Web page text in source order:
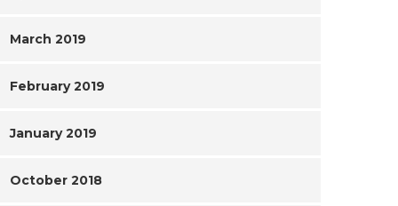
March 2019
February 2019
January 2019
October 2018